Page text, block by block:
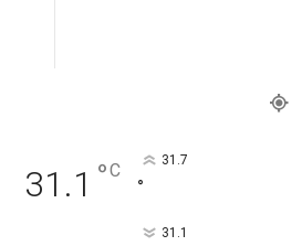
31.1 °C 31.7
°
31.1